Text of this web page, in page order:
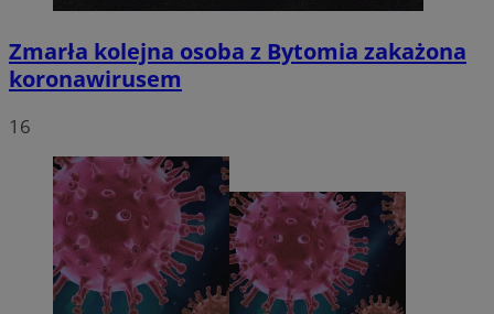
Zmarła kolejna osoba z Bytomia zakażona
koronawirusem
16